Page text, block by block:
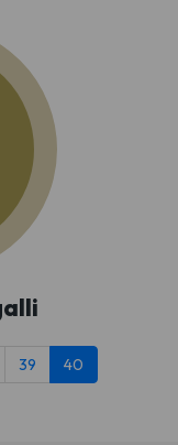
39 40